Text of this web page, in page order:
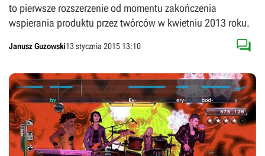
to pierwsze rozszerzenie od momentu zakończenia
wspierania produktu przez twórców w kwietniu 2013 roku.
Janusz Guzowski13 stycznia 2015 13:10 